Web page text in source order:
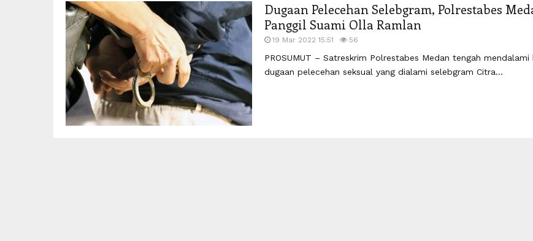
Dugaan Pelecehan Selebgram, Polrestabes
Panggil Suami Olla Ramlan
19 Mar 2022 15:51 56
PROSUMUT – Satreskrim Polrestabes Medan tengah mendalami
dugaan pelecehan seksual yang dialami selebgram Citra...